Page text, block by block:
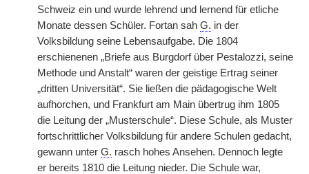
Schweiz ein und wurde lehrend und lernend für etliche
Monate dessen Schüler. Fortan sah G. in der
Volksbildung seine Lebensaufgabe. Die 1804
erschienenen „Briefe aus Burgdorf über Pestalozzi, seine
Methode und Anstalt“ waren der geistige Ertrag seiner
„dritten Universität“. Sie ließen die pädagogische Welt
aufhorchen, und Frankfurt am Main übertrug ihm 1805
die Leitung der „Musterschule“. Diese Schule, als Muster
fortschrittlicher Volksbildung für andere Schulen gedacht,
gewann unter G. rasch hohes Ansehen. Dennoch legte
er bereits 1810 die Leitung nieder. Die Schule war,